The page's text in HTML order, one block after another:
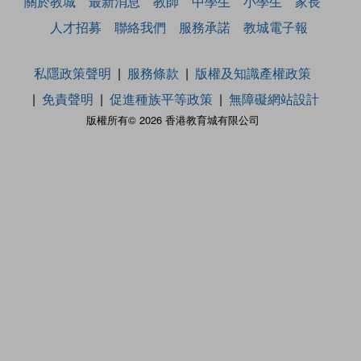
人才招募
聯絡我們 服務承諾 教城電子報
版權所有© 2026 香港教育城有限公司
私隱政策聲明 服務條款
版權及知識產權政策
免責聲明
促進種族平等政策 無障礙網站設計